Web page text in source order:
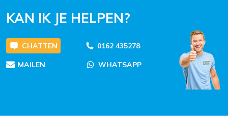
KAN IK JE HELPEN?
CHATTEN 0162 435278
MAILEN WHATSAPP